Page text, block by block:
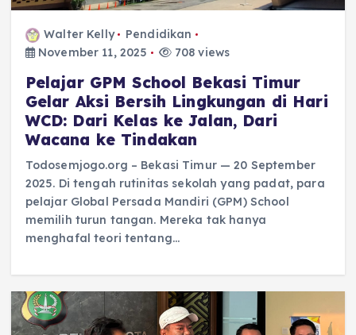
Walter Kelly
Pendidikan
November 11, 2025
708 views
Pelajar GPM School Bekasi Timur
Gelar Aksi Bersih Lingkungan di Hari
WCD: Dari Kelas ke Jalan, Dari
Wacana ke Tindakan
Todosemjogo.org – Bekasi Timur — 20 September
2025. Di tengah rutinitas sekolah yang padat, para
pelajar Global Persada Mandiri (GPM) School
memilih turun tangan. Mereka tak hanya
menghafal teori tentang…